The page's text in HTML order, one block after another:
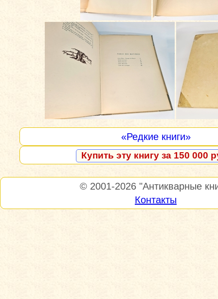
«Редкие книги»
Купить эту книгу за 150 000
© 2001-2026 "Антикварные
Контакты